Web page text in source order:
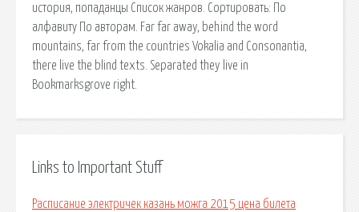
история, попаданцы Список жанров. Сортировать: По
алфавиту По авторам. Far far away, behind the word
mountains, far from the countries Vokalia and Consonantia,
there live the blind texts. Separated they live in
Bookmarksgrove right.
Links to Important Stuff
Расписание электричек казань можга 2015 цена билета